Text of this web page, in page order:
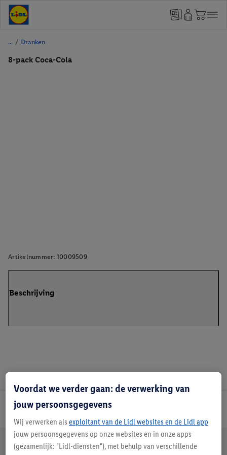
/ Dranken
8-pack Coca-Cola
Artikelnummer: 10009509
Beschrijving
Lidl Nieuwsbrief
Jouw voordelen bij ons als Lidl webshop klant
Gratis retourneren Veilig winkelen
Voordat we verder gaan: de verwerking van
jouw persoonsgegevens
Wij verwerken als exploitant van de Lidl websites en de Lidl app
jouw persoonsgegevens op onze websites en in onze apps
(gezamenlijk: "Lidl-diensten"), met behulp van verschillende